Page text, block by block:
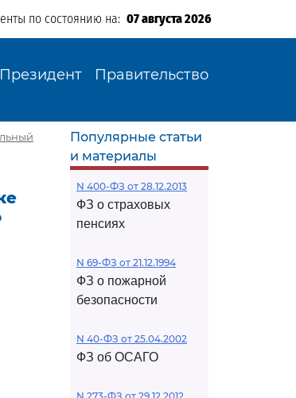
по состоянию на: 07 августа 2026
Президент Правительство
Популярные статьи
и материалы
N 400-ФЗ от 28.12.2013
ФЗ о страховых
пенсиях
N 69-ФЗ от 21.12.1994
ФЗ о пожарной
безопасности
N 40-ФЗ от 25.04.2002
ФЗ об ОСАГО